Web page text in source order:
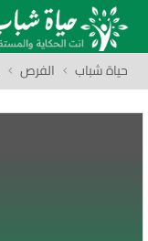
حياة شباب الفرص